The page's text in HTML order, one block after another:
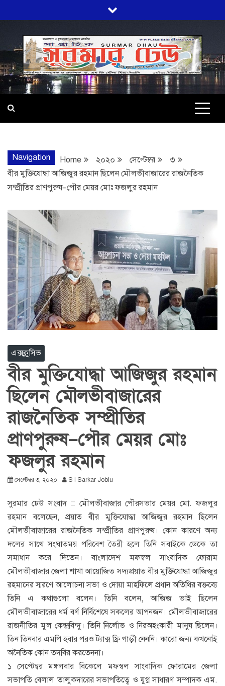
to
content
প্রতি মূহুর্তে সত্যের সন্ধানে অবিচল…
Navigation Home ২০২০ সেপ্টেম্বর
৩
বীর মুক্তিযোদ্ধা আজিজুর রহমান ছিলেন মৌলভীবাজারের রাজনৈতিক
সম্প্রীতির প্রাণপুরুষ–পৌর মেয়র মোঃ ফজলুর রহমান
এক্সক্লুসিভ
বীর মুক্তিযোদ্ধা আজিজুর রহমান
ছিলেন মৌলভীবাজারের
রাজনৈতিক সম্প্রীতির
প্রাণপুরুষ–পৌর মেয়র মোঃ
ফজলুর রহমান
সেপ্টেম্বর ৩, ২০২০ S I Sarkar Joblu
সুরমার ঢেউ সংবাদ :: মৌলভীবাজার পৌরসভার মেয়র মো. ফজলুর
রহমান বলেছেন, প্রয়াত বীর মুক্তিযোদ্ধা আজিজুর রহমান ছিলেন
মৌলভীবাজারের রাজনৈতিক সম্প্রীতির প্রাণপুরুষ। কোন কারণে অন্য
দলের সাথে সংঘাতময় পরিবেশ তৈরী হলে তিনি সবাইকে ডেকে তা
সমাধান করে দিতেন। বাংলাদেশ মফস্বল সাংবাদিক ফোরাম
মৌলভীবাজার জেলা শাখা আয়োজিত সদ্যপ্রয়াত বীর মুক্তিযোদ্ধা আজিজুর
রহমানের স্মরণে আলোচনা সভা ও দোয়া মাহফিলে প্রধান অতিথির বক্তব্যে
তিনি এ কথাগুলো বলেন। তিনি বলেন, আজিজ ভাই ছিলেন
মৌলভীবাজারের ধর্ম বর্ণ নির্বিশেষে সকলের আপনজন। মৌলভীবাজারের
রাজনীতির মুল কেন্দ্রবিন্দু। তিনি নির্লোভ ও নিরঅহংকারী মানুষ ছিলেন।
তিন তিনবার এমপি হবার পরও ট্যাক্স ফ্রি গাড়ী নেননি। কারো জন্য কখনোই
অনৈতিক কোন তদবির করতেননা।
১ সেপ্টেম্বর মঙ্গলবার বিকেলে মফস্বল সাংবাদিক ফোরামের জেলা
সভাপতি বেলাল তালুকদারের সভাপতিত্বে ও যুগ্ন সাধারণ সম্পাদক এম.